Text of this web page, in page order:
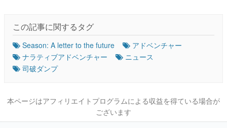
この記事に関するタグ
Season: A letter to the future
アドベンチャー
ナラティブアドベンチャー
ニュース
司破ダンプ
本ページはアフィリエイトプログラムによる収益を得ている場合が
ございます